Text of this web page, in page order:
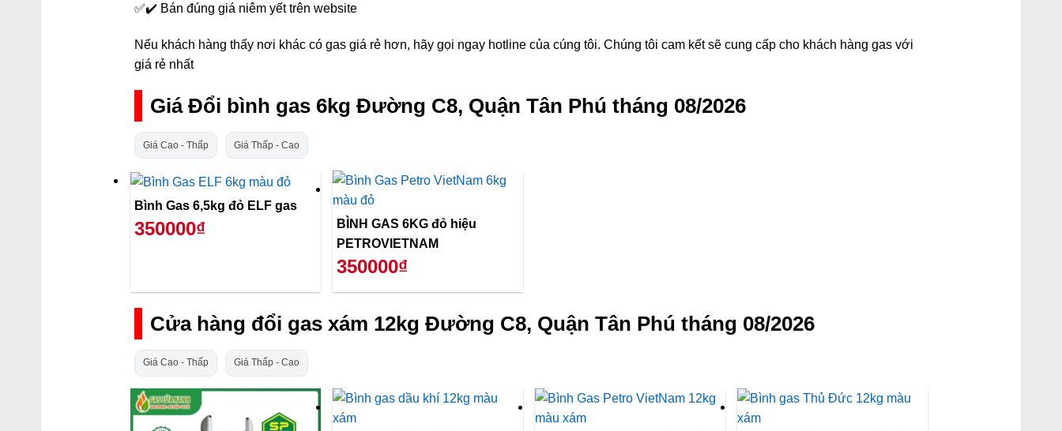
✅✔️ Bán đúng giá niêm yết trên website
Nếu khách hàng thấy nơi khác có gas giá rẻ hơn, hãy gọi ngay hotline của cúng tôi. Chúng tôi cam kết sẽ cung cấp cho khách hàng gas với
giá rẻ nhất
Giá Đổi bình gas 6kg Đường C8, Quận Tân Phú tháng 08/2026
Giá Cao - Thấp Giá Thấp - Cao
Bình Gas 6,5kg đỏ ELF gas
350000₫
BÌNH GAS 6KG đỏ hiệu
PETROVIETNAM
350000₫
Cửa hàng đổi gas xám 12kg Đường C8, Quận Tân Phú tháng 08/2026
Giá Cao - Thấp Giá Thấp - Cao